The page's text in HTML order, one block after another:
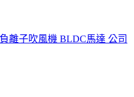
離子吹風機 BLDC馬達 公司